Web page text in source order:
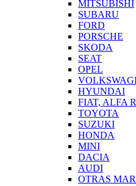
MITSUBISHI
SUBARU
FORD
PORSCHE
SKODA
SEAT
OPEL
HYUNDAI
FIAT, ALFA
TOYOTA
SUZUKI
HONDA
MINI
DACIA
AUDI
OTRAS